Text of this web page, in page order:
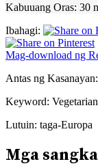
Kabuuang Oras: 30
Ibahagi:
Mag-download ng
Antas ng Kasanayan:
Keyword:
Lutuin: taga-Europa
Mga